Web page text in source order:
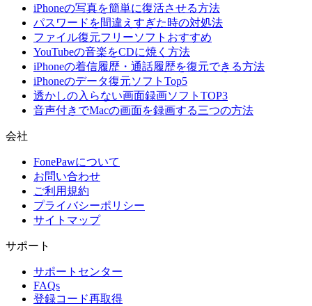
iPhoneの写真を簡単に復活させる方法
パスワードを間違えすぎた時の対処法
ファイル復元フリーソフトおすすめ
YouTubeの音楽をCDに焼く方法
iPhoneの着信履歴・通話履歴を復元できる方法
iPhoneのデータ復元ソフトTop5
透かしの入らない画面録画ソフトTOP3
音声付きでMacの画面を録画する三つの方法
会社
FonePawについて
お問い合わせ
ご利用規約
プライバシーポリシー
サイトマップ
サポート
サポートセンター
FAQs
登録コード再取得